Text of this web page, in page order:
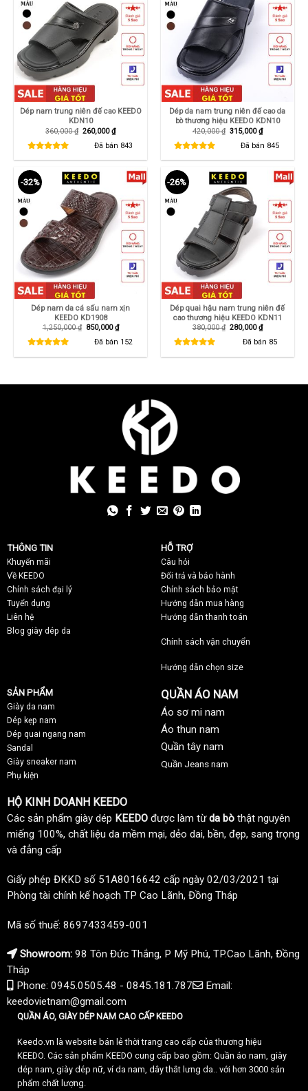
Dép nam trung niên đế cao KEEDO
KDN10
360,000₫ Giá
360,000 ₫.
260,000₫Giá
hiện
tại
là:
Đã bán 843
Dép da nam trung niên đế cao da
bò thương hiệu KEEDO KDN10
420,000₫ Giá
420,000 ₫.
315,000₫Giá
hiện
tại
là:
Đã bán 845
-32%
Dép nam da cá sấu nam xịn
KEEDO KD1908
1,250,000₫ Giá
850,000₫Giá
hiện
tại
Đã bán 152
-26%
Dép quai hậu nam trung niên đế
cao thương hiệu KEEDO KDN11
380,000₫ Giá
280,000₫Giá
hiện
tại
Đã bán 85
THÔNG TIN
Khuyến mãi
Về KEEDO
Chính sách đại lý
Tuyển dụng
Liên hệ
Blog giày dép da
HỖ TRỢ
Câu hỏi
Đổi trả và bảo hành
Chính sách bảo mật
Hướng dẫn mua hàng
Hướng dẫn thanh toán
Chính sách vận chuyển
Hướng dẫn chọn size
SẢN PHẨM
Giày da nam
Dép kẹp nam
Dép quai ngang nam
Sandal
Giày sneaker nam
Phụ kiện
QUẦN ÁO NAM
Áo sơ mi nam
Áo thun nam
Quần tây nam
Quần Jeans nam
HỘ KINH DOANH KEEDO
Các sản phẩm giày dép KEEDO được làm từda bò thật nguyên
miếng 100%, chất liệu da mềm mại, dẻo dai, bền, đẹp, sang trọng
và đẳng cấp
Giấy phép ĐKKD số 51A8016642 cấp ngày 02/03/2021 tại
Phòng tài chính kế hoạch TP Cao Lãnh, Đồng Tháp
Mã số thuế: 8697433459-001
Showroom: 98 Tôn Đức Thắng, P Mỹ Phú, TP.Cao Lãnh, Đồng
Tháp
Phone: 0945.0505.48 - 0845.181.787
Email:
keedovietnam@gmail.com
QUẦN ÁO, GIÀY DÉP NAM CAO CẤP KEEDO
Keedo.vn là website bán lẻ thời trang cao cấp của thương hiệu
KEEDO. Các sản phẩm KEEDO cung cấp bao gồm: Quần áo nam, giày
dép nam, giày dép nữ, ví da nam, dây thắt lưng da.. với hơn 3000 sản
phẩm chất lượng.